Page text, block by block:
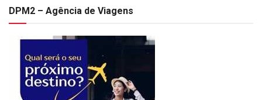
DPM2 – Agência de Viagens